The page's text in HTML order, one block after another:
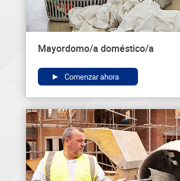
Mayordomo/a doméstico/a
Comenzar ahora